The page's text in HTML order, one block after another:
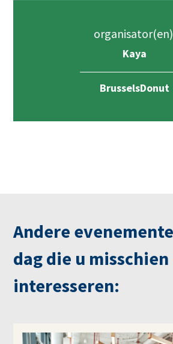
Kaya
BrusselsDonut
Andere
dag die u misschien
interesseren: